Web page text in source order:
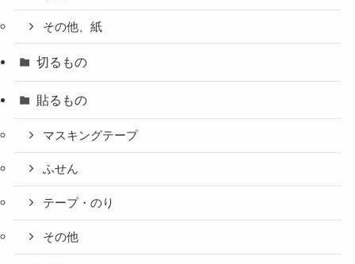
その他、紙
切るもの
貼るもの
マスキングテープ
ふせん
テープ・のり
その他